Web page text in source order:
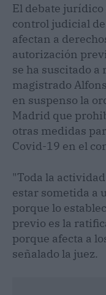
El debate jurídico
control judicial
afectan a
autorización
se ha suscitado
magistrado
en suspenso la
Madrid que
otras medidas
Covid-19 en el
"Toda la
estar sometida a
porque lo
previo es la
porque afecta a
señalado la juez.